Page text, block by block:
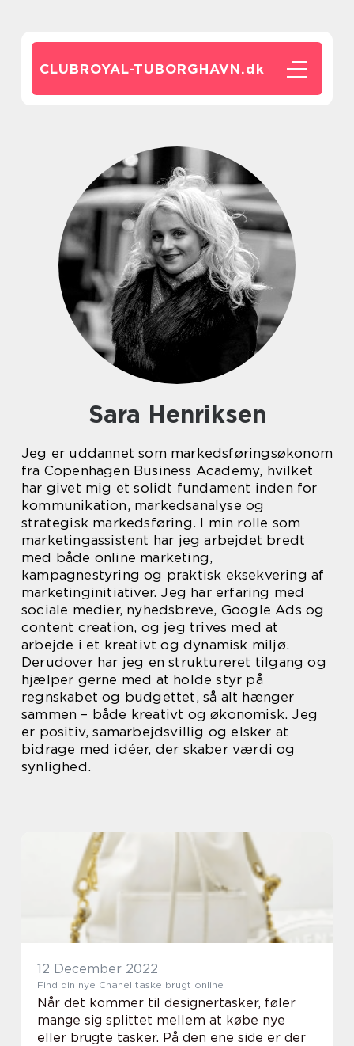
CLUBROYAL-TUBORGHAVN.dk
Sara Henriksen
Jeg er uddannet som markedsføringsøkonom
fra Copenhagen Business Academy, hvilket
har givet mig et solidt fundament inden for
kommunikation, markedsanalyse og
strategisk markedsføring. I min rolle som
marketingassistent har jeg arbejdet bredt
med både online marketing,
kampagnestyring og praktisk eksekvering af
marketinginitiativer. Jeg har erfaring med
sociale medier, nyhedsbreve, Google Ads og
content creation, og jeg trives med at
arbejde i et kreativt og dynamisk miljø.
Derudover har jeg en struktureret tilgang og
hjælper gerne med at holde styr på
regnskabet og budgettet, så alt hænger
sammen – både kreativt og økonomisk. Jeg
er positiv, samarbejdsvillig og elsker at
bidrage med idéer, der skaber værdi og
synlighed.
12 December 2022
Find din nye Chanel taske brugt online
Når det kommer til designertasker, føler
mange sig splittet mellem at købe nye
eller brugte tasker. På den ene side er der